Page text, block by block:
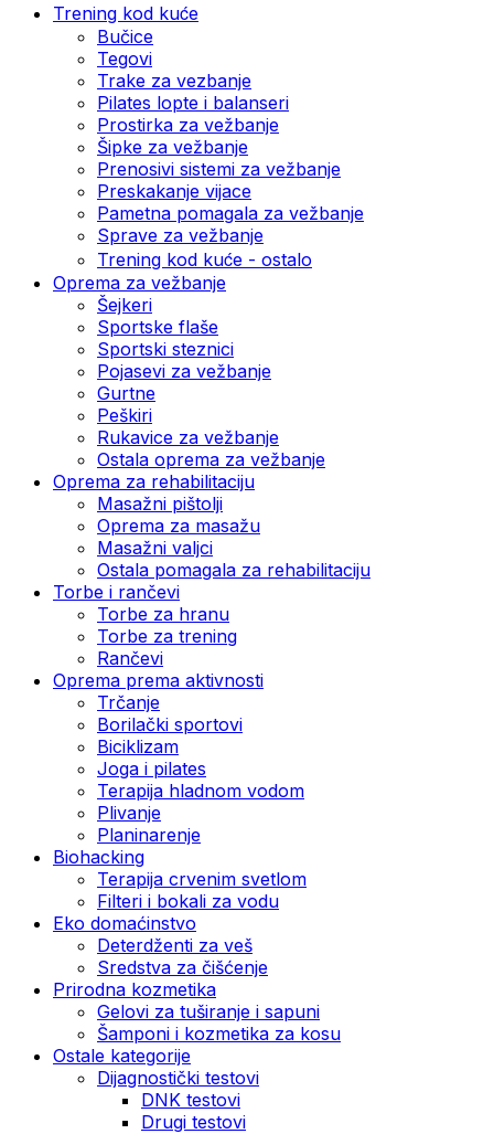
Trening kod kuće
Bučice
Tegovi
Trake za vezbanje
Pilates lopte i balanseri
Prostirka za vežbanje
Šipke za vežbanje
Prenosivi sistemi za vežbanje
Preskakanje vijace
Pametna pomagala za vežbanje
Sprave za vežbanje
Trening kod kuće - ostalo
Oprema za vežbanje
Šejkeri
Sportske flaše
Sportski steznici
Pojasevi za vežbanje
Gurtne
Peškiri
Rukavice za vežbanje
Ostala oprema za vežbanje
Oprema za rehabilitaciju
Masažni pištolji
Oprema za masažu
Masažni valjci
Ostala pomagala za rehabilitaciju
Torbe i rančevi
Torbe za hranu
Torbe za trening
Rančevi
Oprema prema aktivnosti
Trčanje
Borilački sportovi
Biciklizam
Joga i pilates
Terapija hladnom vodom
Plivanje
Planinarenje
Biohacking
Terapija crvenim svetlom
Filteri i bokali za vodu
Eko domaćinstvo
Deterdženti za veš
Sredstva za čišćenje
Prirodna kozmetika
Gelovi za tuširanje i sapuni
Šamponi i kozmetika za kosu
Ostale kategorije
Dijagnostički testovi
DNK testovi
Drugi testovi